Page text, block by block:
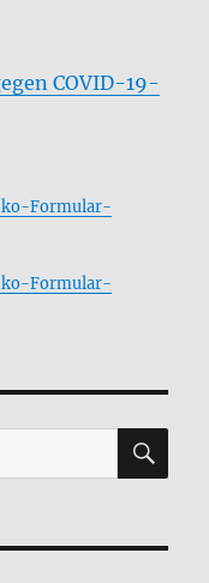
COVID-19-
Formular-
Formular-